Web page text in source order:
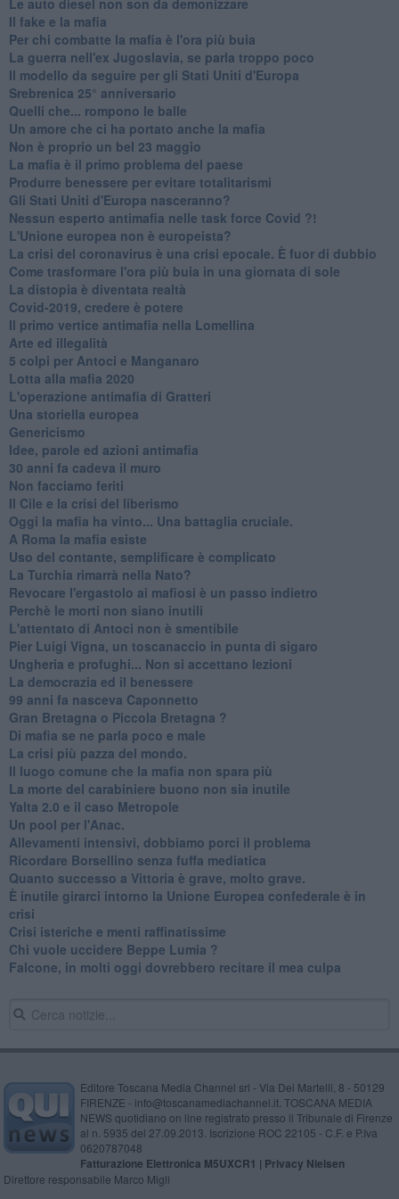
​Il fake e la mafia
Per chi combatte la mafia è l'ora più buia
La guerra nell'ex Jugoslavia, se parla troppo poco
Il modello da seguire per gli Stati Uniti d'Europa
Srebrenica 25° anniversario
Quelli che... rompono le balle
Un amore che ci ha portato anche la mafia
Non è proprio un bel 23 maggio
La mafia è il primo problema del paese
Produrre benessere per evitare totalitarismi
Gli Stati Uniti d'Europa nasceranno?
Nessun esperto antimafia nelle task force Covid ?!
L'Unione europea non è europeista?
La crisi del coronavirus è una crisi epocale. È fuor di dubbio
Come trasformare l'ora più buia in una giornata di sole
​La distopia è diventata realtà
Covid-2019, credere è potere
Il primo vertice antimafia nella Lomellina
Arte ed illegalità
​5 colpi per Antoci e Manganaro
Lotta alla mafia 2020
L'operazione antimafia di Gratteri
Una storiella europea
Genericismo
Idee, parole ed azioni antimafia
30 anni fa cadeva il muro
Non facciamo feriti
Il Cile e la crisi del liberismo
Oggi la mafia ha vinto... Una battaglia cruciale.
A Roma la mafia esiste
Uso del contante, semplificare è complicato
La Turchia rimarrà nella Nato?
Revocare l'ergastolo ai mafiosi è un passo indietro
Perchè le morti non siano inutili
L'attentato di Antoci non è smentibile
Pier Luigi Vigna, un toscanaccio in punta di sigaro
Ungheria e profughi... Non si accettano lezioni
La democrazia ed il benessere
99 anni fa nasceva Caponnetto
Gran Bretagna o Piccola Bretagna ?
Di mafia se ne parla poco e male
La crisi più pazza del mondo.
Il luogo comune che la mafia non spara più
La morte del carabiniere buono non sia inutile
Yalta 2.0 e il caso Metropole
​Un pool per l'Anac.
Allevamenti intensivi, dobbiamo porci il problema
Ricordare Borsellino senza fuffa mediatica
​Quanto successo a Vittoria è grave, molto grave.
​È inutile girarci intorno la Unione Europea confederale è in
crisi
Crisi isteriche e menti raffinatissime
Chi vuole uccidere Beppe Lumia ?
Falcone, in molti oggi dovrebbero recitare il mea culpa
Editore Toscana Media Channel srl - Via Dei Martelli, 8 - 50129
FIRENZE - info@toscanamediachannel.it. TOSCANA MEDIA
NEWS quotidiano on line registrato presso il Tribunale di Firenze
al n. 5935 del 27.09.2013. Iscrizione ROC 22105 - C.F. e P.Iva
0620787048
Fatturazione Elettronica M5UXCR1 | Privacy Nielsen
Direttore responsabile Marco Migli